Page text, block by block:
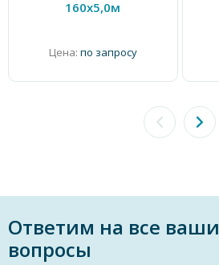
160х5,0м
Цена: по запросу
Ответим на все ваши
вопросы